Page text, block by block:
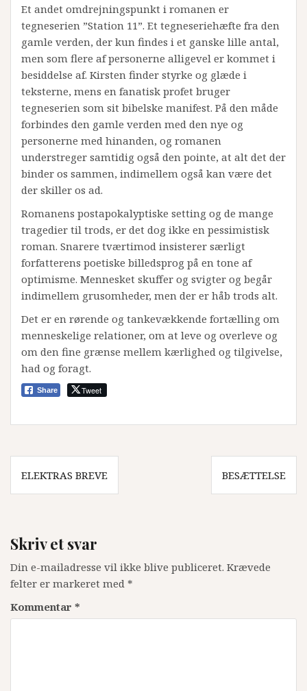
Et andet omdrejningspunkt i romanen er
tegneserien ”Station 11”. Et tegneseriehæfte fra den
gamle verden, der kun findes i et ganske lille antal,
men som flere af personerne alligevel er kommet i
besiddelse af. Kirsten finder styrke og glæde i
teksterne, mens en fanatisk profet bruger
tegneserien som sit bibelske manifest. På den måde
forbindes den gamle verden med den nye og
personerne med hinanden, og romanen
understreger samtidig også den pointe, at alt det der
binder os sammen, indimellem også kan være det
der skiller os ad.
Romanens postapokalyptiske setting og de mange
tragedier til trods, er det dog ikke en pessimistisk
roman. Snarere tværtimod insisterer særligt
forfatterens poetiske billedsprog på en tone af
optimisme. Mennesket skuffer og svigter og begår
indimellem grusomheder, men der er håb trods alt.
Det er en rørende og tankevækkende fortælling om
menneskelige relationer, om at leve og overleve og
om den fine grænse mellem kærlighed og tilgivelse,
had og foragt.
Share Tweet
Indlægsnavigation
ELEKTRAS BREVE BESÆTTELSE
Skriv et svar
Din e-mailadresse vil ikke blive publiceret. Krævede
felter er markeret med *
Kommentar *